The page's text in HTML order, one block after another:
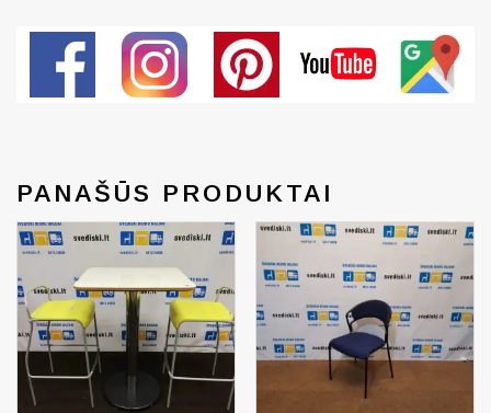
PANAŠŪS PRODUKTAI